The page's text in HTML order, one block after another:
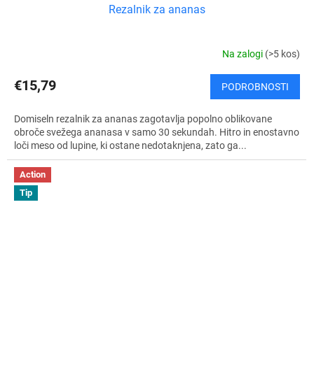
Rezalnik za ananas
Na zalogi (>5 kos)
€15,79 PODROBNOSTI
Domiseln rezalnik za ananas zagotavlja popolno oblikovane
obroče svežega ananasa v samo 30 sekundah. Hitro in enostavno
loči meso od lupine, ki ostane nedotaknjena, zato ga...
Action
Tip